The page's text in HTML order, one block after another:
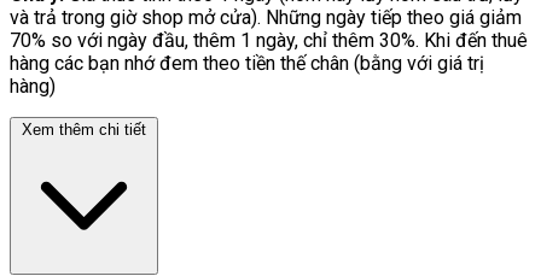
và trả trong giờ shop mở cửa). Những ngày tiếp theo giá giảm
70% so với ngày đầu, thêm 1 ngày, chỉ thêm 30%. Khi đến thuê
hàng các bạn nhớ đem theo tiền thế chân (bằng với giá trị
hàng)
Xem thêm chi tiết